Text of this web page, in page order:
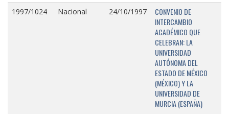
1997/1024 Nacional 24/10/1997
CONVENIO DE
INTERCAMBIO
ACADÉMICO QUE
CELEBRAN: LA
UNIVERSIDAD
AUTÓNOMA DEL
ESTADO DE MÉXICO
(MÉXICO) Y LA
UNIVERSIDAD DE
MURCIA (ESPAÑA)